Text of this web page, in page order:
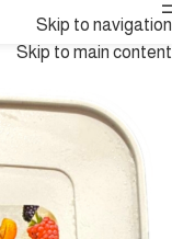
Skip to navigation
Skip to main content